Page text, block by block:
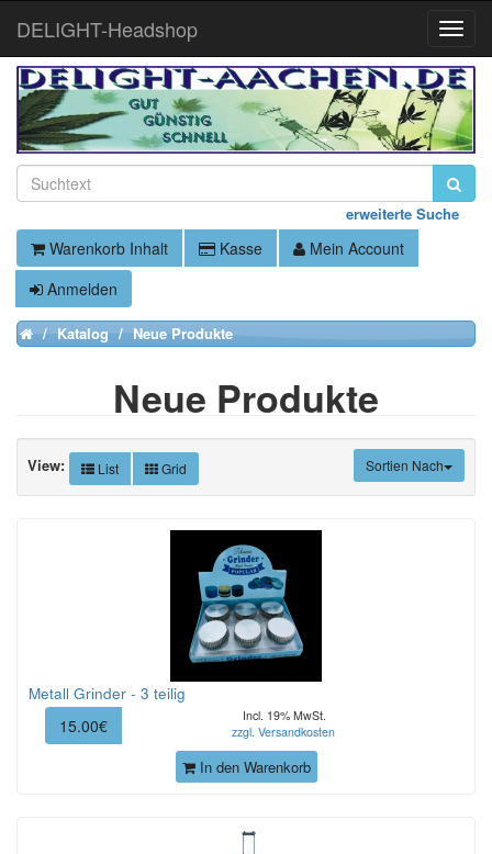
erweiterte Suche
Warenkorb Inhalt Kasse
Mein Account
Anmelden
HomeKatalog Neue Produkte
Neue Produkte
Sortien Nach
View: List Grid
Metall Grinder - 3 teilig
15.00€
Incl. 19% MwSt.
zzgl. Versandkosten
In den Warenkorb
Toggle
DELIGHT-Headshop